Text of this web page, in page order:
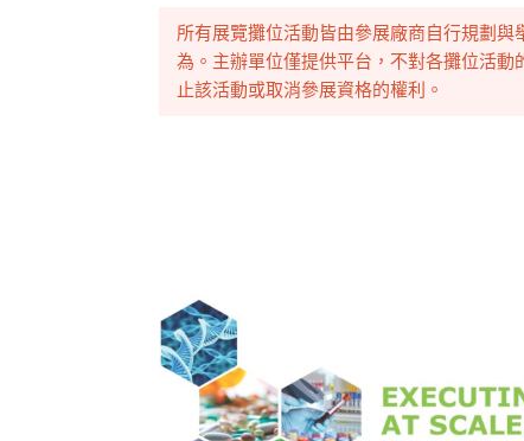
所有展覽攤位活動皆由參展廠商自行規劃
為。主辦單位僅提供平台，不對各攤位活
止該活動或取消參展資格的權利。